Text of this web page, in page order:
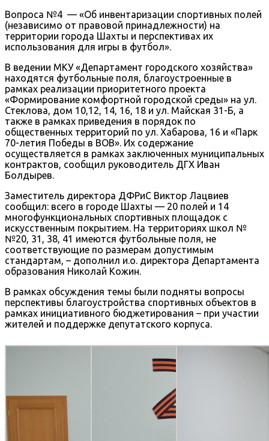
Вопроса №4 — «Об инвентаризации спортивных полей
(независимо от правовой принадлежности) на
территории города Шахты и перспективах их
использования для игры в футбол».
В ведении МКУ «Департамент городского хозяйства»
находятся футбольные поля, благоустроенные в
рамках реализации приоритетного проекта
«Формирование комфортной городской среды» на ул.
Стеклова, дом 10,12, 14, 16, 18 и ул. Майская 31-Б, а
также в рамках приведения в порядок по
общественных территорий по ул. Хабарова, 16 и «Парк
70-летия Победы в ВОВ». Их содержание
осуществляется в рамках заключенных муниципальных
контрактов, сообщил руководитель ДГХ Иван
Болдырев.
Заместитель директора ДФРиС Виктор Лацвиев
сообщил: всего в городе Шахты — 20 полей и 14
многофункциональных спортивных площадок с
искусственным покрытием. На территориях школ №
№20, 31, 38, 41 имеются футбольные поля, не
соответствующие по размерам допустимым
стандартам, – дополнил и.о. директора Департамента
образования Николай Кожин.
В рамках обсуждения темы были подняты вопросы
перспективы благоустройства спортивных объектов в
рамках инициативного бюджетирования – при участии
жителей и поддержке депутатского корпуса.